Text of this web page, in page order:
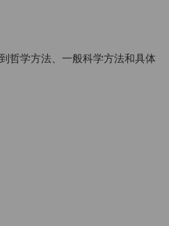
哲学方法、一般科学方法和具体